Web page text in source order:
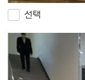
선택